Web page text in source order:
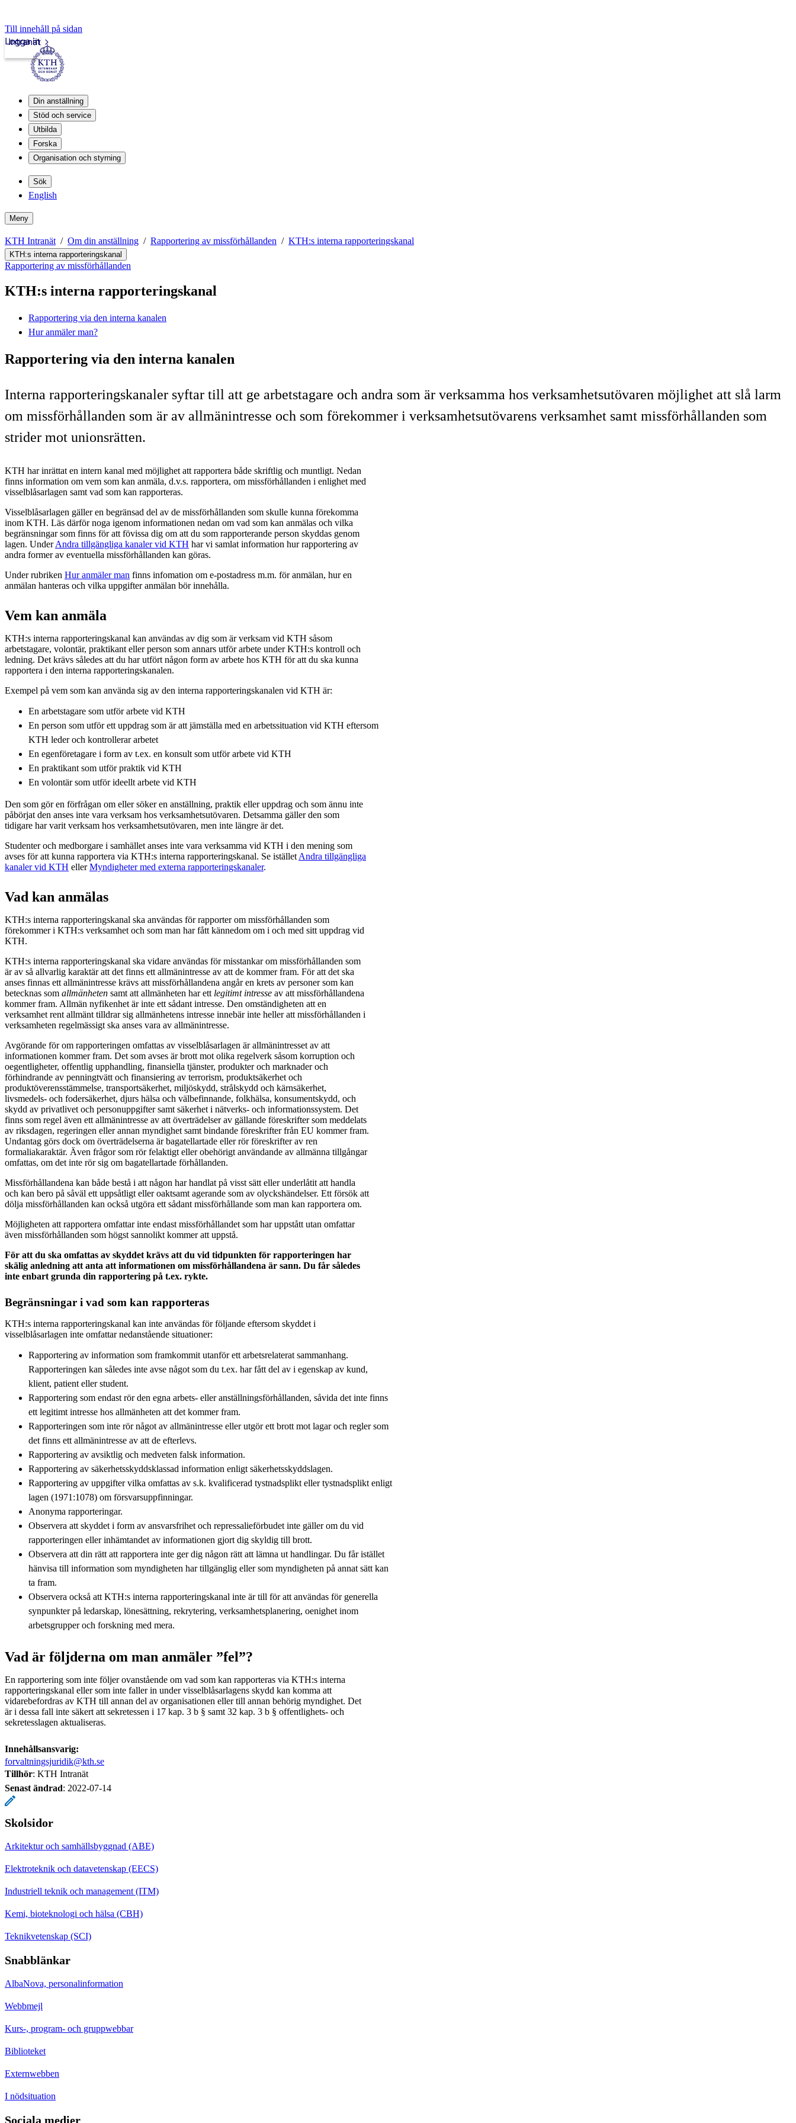
Till innehåll på sidan
Intranät
Logga in
Din anställning
Stöd och service
Utbilda
Forska
Organisation och styrning
Sök
English
Meny
KTH Intranät Om din anställning Rapportering av missförhållanden KTH:s interna rapporteringskanal
KTH:s interna rapporteringskanal
Rapportering av missförhållanden
KTH:s interna rapporteringskanal
Rapportering via den interna kanalen
Hur anmäler man?
Rapportering via den interna kanalen
Interna rapporteringskanaler syftar till att ge arbetstagare och andra som är verksamma hos verksamhetsutövaren möjlighet att slå larm
om missförhållanden som är av allmänintresse och som förekommer i verksamhetsutövarens verksamhet samt missförhållanden som
strider mot unionsrätten.
KTH har inrättat en intern kanal med möjlighet att rapportera både skriftlig och muntligt. Nedan
finns information om vem som kan anmäla, d.v.s. rapportera, om missförhållanden i enlighet med
visselblåsarlagen samt vad som kan rapporteras.
Visselblåsarlagen gäller en begränsad del av de missförhållanden som skulle kunna förekomma
inom KTH. Läs därför noga igenom informationen nedan om vad som kan anmälas och vilka
begränsningar som finns för att fövissa dig om att du som rapporterande person skyddas genom
lagen. UnderAndra tillgängliga kanaler vid KTH har vi samlat information hur rapportering av
andra former av eventuella missförhållanden kan göras.
Under rubriken Hur anmäler man finns infomation om e-postadress m.m. för anmälan, hur en
anmälan hanteras och vilka uppgifter anmälan bör innehålla.
Vem kan anmäla
KTH:s interna rapporteringskanal kan användas av dig som är verksam vid KTH såsom
arbetstagare, volontär, praktikant eller person som annars utför arbete under KTH:s kontroll och
ledning. Det krävs således att du har utfört någon form av arbete hos KTH för att du ska kunna
rapportera i den interna rapporteringskanalen.
Exempel på vem som kan använda sig av den interna rapporteringskanalen vid KTH är:
En arbetstagare som utför arbete vid KTH
En person som utför ett uppdrag som är att jämställa med en arbetssituation vid KTH eftersom
KTH leder och kontrollerar arbetet
En egenföretagare i form av t.ex. en konsult som utför arbete vid KTH
En praktikant som utför praktik vid KTH
En volontär som utför ideellt arbete vid KTH
Den som gör en förfrågan om eller söker en anställning, praktik eller uppdrag och som ännu inte
påbörjat den anses inte vara verksam hos verksamhetsutövaren. Detsamma gäller den som
tidigare har varit verksam hos verksamhetsutövaren, men inte längre är det.
Studenter och medborgare i samhället anses inte vara verksamma vid KTH i den mening som
avses för att kunna rapportera via KTH:s interna rapporteringskanal. Se istället Andra tillgängliga
kanaler vid KTH ellerMyndigheter med externa rapporteringskanaler.
Vad kan anmälas
KTH:s interna rapporteringskanal ska användas för rapporter om missförhållanden som
förekommer i KTH:s verksamhet och som man har fått kännedom om i och med sitt uppdrag vid
KTH.
KTH:s interna rapporteringskanal ska vidare användas för misstankar om missförhållanden som
är av så allvarlig karaktär att det finns ett allmänintresse av att de kommer fram. För att det ska
anses finnas ett allmänintresse krävs att missförhållandena angår en krets av personer som kan
betecknas som allmänheten samt att allmänheten har ett legitimt intresse av att missförhållandena
kommer fram. Allmän nyfikenhet är inte ett sådant intresse. Den omständigheten att en
verksamhet rent allmänt tilldrar sig allmänhetens intresse innebär inte heller att missförhållanden i
verksamheten regelmässigt ska anses vara av allmänintresse.
Avgörande för om rapporteringen omfattas av visselblåsarlagen är allmänintresset av att
informationen kommer fram. Det som avses är brott mot olika regelverk såsom korruption och
oegentligheter, offentlig upphandling, finansiella tjänster, produkter och marknader och
förhindrande av penningtvätt och finansiering av terrorism, produktsäkerhet och
produktöverensstämmelse, transportsäkerhet, miljöskydd, strålskydd och kärnsäkerhet,
livsmedels- och fodersäkerhet, djurs hälsa och välbefinnande, folkhälsa, konsumentskydd, och
skydd av privatlivet och personuppgifter samt säkerhet i nätverks- och informationssystem. Det
finns som regel även ett allmänintresse av att överträdelser av gällande föreskrifter som meddelats
av riksdagen, regeringen eller annan myndighet samt bindande föreskrifter från EU kommer fram.
Undantag görs dock om överträdelserna är bagatellartade eller rör föreskrifter av ren
formaliakaraktär. Även frågor som rör felaktigt eller obehörigt användande av allmänna tillgångar
omfattas, om det inte rör sig om bagatellartade förhållanden.
Missförhållandena kan både bestå i att någon har handlat på visst sätt eller underlåtit att handla
och kan bero på såväl ett uppsåtligt eller oaktsamt agerande som av olyckshändelser. Ett försök att
dölja missförhållanden kan också utgöra ett sådant missförhållande som man kan rapportera om.
Möjligheten att rapportera omfattar inte endast missförhållandet som har uppstått utan omfattar
även missförhållanden som högst sannolikt kommer att uppstå.
För att du ska omfattas av skyddet krävs att du vid tidpunkten för rapporteringen har
skälig anledning att anta att informationen om missförhållandena är sann. Du får således
inte enbart grunda din rapportering på t.ex. rykte.
Begränsningar i vad som kan rapporteras
KTH:s interna rapporteringskanal kan inte användas för följande eftersom skyddet i
visselblåsarlagen inte omfattar nedanstående situationer:
Rapportering av information som framkommit utanför ett arbetsrelaterat sammanhang.
Rapporteringen kan således inte avse något som du t.ex. har fått del av i egenskap av kund,
klient, patient eller student.
Rapportering som endast rör den egna arbets- eller anställningsförhållanden, såvida det inte finns
ett legitimt intresse hos allmänheten att det kommer fram.
Rapporteringen som inte rör något av allmänintresse eller utgör ett brott mot lagar och regler som
det finns ett allmänintresse av att de efterlevs.
Rapportering av avsiktlig och medveten falsk information.
Rapportering av säkerhetsskyddsklassad information enligt säkerhetsskyddslagen.
Rapportering av uppgifter vilka omfattas av s.k. kvalificerad tystnadsplikt eller tystnadsplikt enligt
lagen (1971:1078) om försvarsuppfinningar.
Anonyma rapporteringar.
Observera att skyddet i form av ansvarsfrihet och repressalieförbudet inte gäller om du vid
rapporteringen eller inhämtandet av informationen gjort dig skyldig till brott.
Observera att din rätt att rapportera inte ger dig någon rätt att lämna ut handlingar. Du får istället
hänvisa till information som myndigheten har tillgänglig eller som myndigheten på annat sätt kan
ta fram.
Observera också att KTH:s interna rapporteringskanal inte är till för att användas för generella
synpunkter på ledarskap, lönesättning, rekrytering, verksamhetsplanering, oenighet inom
arbetsgrupper och forskning med mera.
Vad är följderna om man anmäler ”fel”?
En rapportering som inte följer ovanstående om vad som kan rapporteras via KTH:s interna
rapporteringskanal eller som inte faller in under visselblåsarlagens skydd kan komma att
vidarebefordras av KTH till annan del av organisationen eller till annan behörig myndighet. Det
är i dessa fall inte säkert att sekretessen i 17 kap. 3 b § samt 32 kap. 3 b § offentlighets- och
sekretesslagen aktualiseras.
Innehållsansvarig:
forvaltningsjuridik@kth.se
Tillhör: KTH Intranät
Senast ändrad: 2022-07-14
Skolsidor
Arkitektur och samhällsbyggnad (ABE)
Elektroteknik och datavetenskap (EECS)
Industriell teknik och management (ITM)
Kemi, bioteknologi och hälsa (CBH)
Teknikvetenskap (SCI)
Snabblänkar
AlbaNova, personalinformation
Webbmejl
Kurs-, program- och gruppwebbar
Biblioteket
Externwebben
I nödsituation
Sociala medier